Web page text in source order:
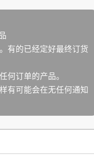
有的已经定好最终订货
何订单的产品。
有可能会在无任何通知